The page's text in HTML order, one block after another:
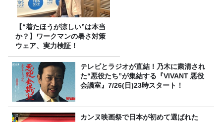
【“着たほうが涼しい”は本当
か？】ワークマンの暑さ対策
ウェア、実力検証！
テレビとラジオが直結！乃木に粛清され
た“悪役たち”が集結する『VIVANT 悪役
会議室』7/26(日)23時スタート！
カンヌ映画祭で日本が初めて選ばれた